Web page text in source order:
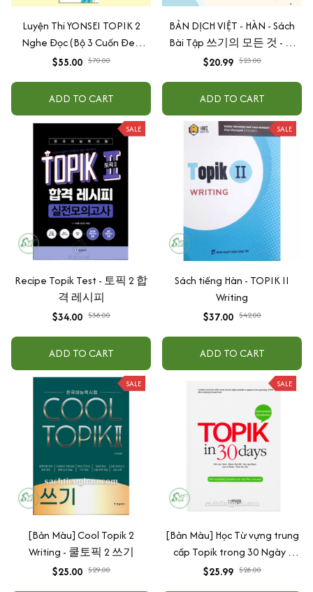
Luyện Thi YONSEI TOPIK 2
Nghe Đọc (Bộ 3 Cuốn Đen
Trắng)
$55.00 $70.00
ADD TO CART
BẢN DỊCH VIỆT - HÀN - Sách
Bài Tập 쓰기의 모든 것 - All
About Korean Topik Writing
$20.99 $23.00
ADD TO CART
SALE
Recipe Topik Test - 토픽 2 합
격 레시피
$34.00 $38.00
ADD TO CART
SALE
Sách tiếng Hàn - TOPIK II
Writing
$37.00 $42.00
ADD TO CART
SALE
[Bản Màu] Cool Topik 2
Writing - 쿨토픽 2 쓰기
$25.00 $29.00
SALE
[Bản Màu] Học Từ vựng trung
cấp Topik trong 30 Ngày -
Intermediate Vocabulary
$25.99 $28.00